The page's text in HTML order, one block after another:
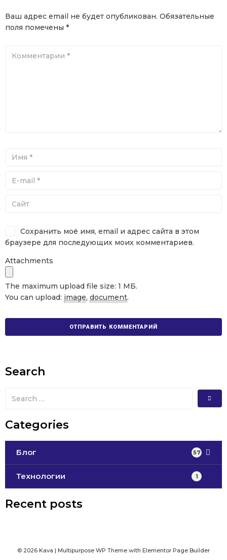
Ваш адрес email не будет опубликован. Обязательные
поля помечены *
Сохранить моё имя, email и адрес сайта в этом
браузере для последующих моих комментариев.
Attachments
The maximum upload file size: 1 МБ.
You can upload: image, document.
Search
Categories
Блог 57
Технологии 1
Recent posts
© 2026 Kava | Multipurpose WP Theme with Elementor Page Builder